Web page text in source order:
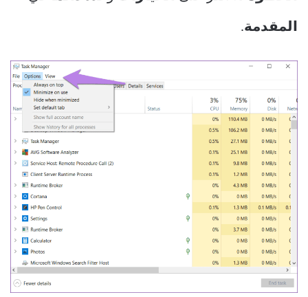
المقدمة.